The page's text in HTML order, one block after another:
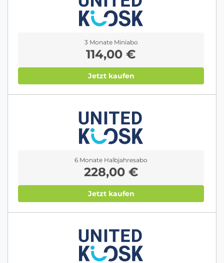
3 Monate Miniabo
114,00 €
Jetzt kaufen
6 Monate Halbjahresabo
228,00 €
Jetzt kaufen